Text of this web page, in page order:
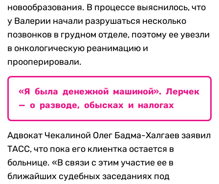
новообразования. В процессе выяснилось, что
у Валерии начали разрушаться несколько
позвонков в грудном отделе, поэтому ее увезли
в онкологическую реанимацию и
прооперировали.
«Я была денежной машиной». Лерчек
— о разводе, обысках и налогах
Адвокат Чекалиной Олег Бадма-Халгаев заявил
ТАСС, что пока его клиентка остается в
больнице. «В связи с этим участие ее в
ближайших судебных заседаниях под